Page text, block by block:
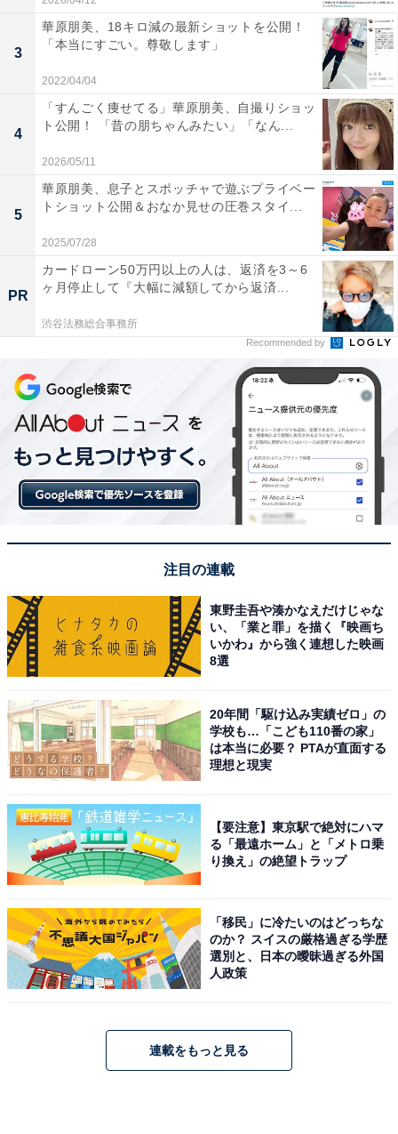
3
華原朋美、18キロ減の最新ショットを公開！
「本当にすごい。尊敬します」
2022/04/04
4
「すんごく痩せてる」華原朋美、自撮りショッ
ト公開！ 「昔の朋ちゃんみたい」「なん...
2026/05/11
5
華原朋美、息子とスポッチャで遊ぶプライベー
トショット公開＆おなか見せの圧巻スタイ...
2025/07/28
PR
カードローン50万円以上の人は、返済を3～6
ヶ月停止して『大幅に減額してから返済...
渋谷法務総合事務所
Recommended by
注目の連載
東野圭吾や湊かなえだけじゃな
い、「業と罪」を描く『映画ち
いかわ』から強く連想した映画
8選
20年間「駆け込み実績ゼロ」の
学校も…「こども110番の家」
は本当に必要？ PTAが直面する
理想と現実
【要注意】東京駅で絶対にハマ
る「最遠ホーム」と「メトロ乗
り換え」の絶望トラップ
「移民」に冷たいのはどっちな
のか？ スイスの厳格過ぎる学歴
選別と、日本の曖昧過ぎる外国
人政策
連載をもっと見る